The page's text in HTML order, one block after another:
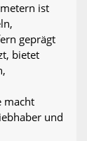
ist
geprägt
bietet
macht
und